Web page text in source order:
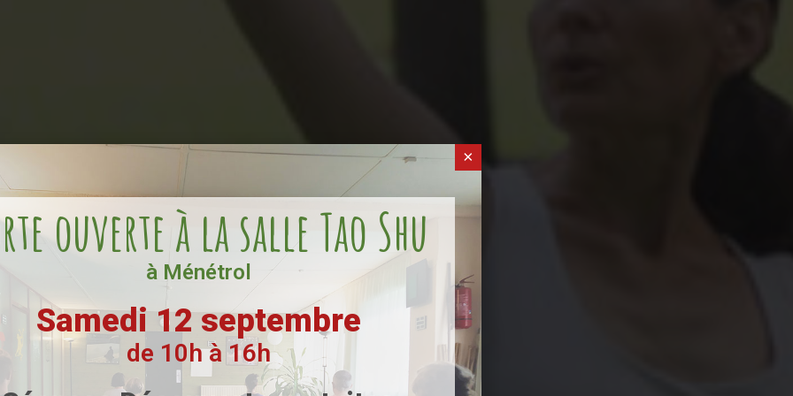
de pratique
×
ouverte à la salle Tao Shu
à Ménétrol
Samedi 12 septembre
de 10h à 16h